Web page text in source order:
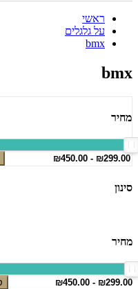
ראשי
על גלגלים
bmx
bmx
מחיר
סינון
מחיר